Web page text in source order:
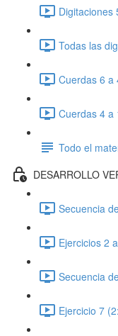
Digitaciones
Todas las
Cuerdas 6 a
Cuerdas 4 a
Todo el
DESARROLLO
Secuencia
Ejercicios 2
Secuencia
Ejercicio 7